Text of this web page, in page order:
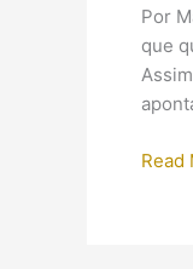
Por
que
Egito
Read